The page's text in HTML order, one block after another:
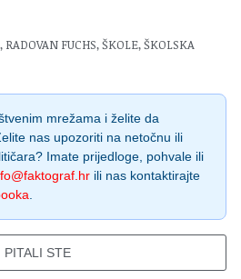
, RADOVAN FUCHS,ŠKOLE,ŠKOLSKA
mrežama i želite da
nas upozoriti na netočnu ili
Imate prijedloge, pohvale ili
ili nas kontaktirajte
PITALI STE